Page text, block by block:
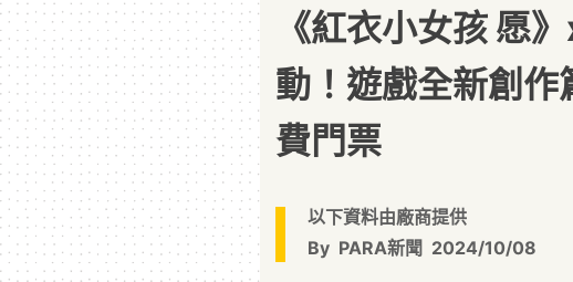
《紅衣小女孩 愿
動！遊戲全新創
費門票
以下資料由廠商提供
By PARA新聞 2024/10/08